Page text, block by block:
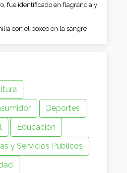
fue identificado en flagrancia y
con el boxeo en la sangre
Deportes
Educación
y Servicios Públicos